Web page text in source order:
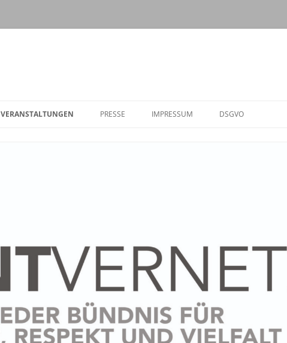
VERANSTALTUNGEN
ARGUMENTATIONSTRAINING
03.09. – MOBBINGPRÄVENTION
UND SELBSTBEHAUPTUNG
03.09. – FILM „KEIN LAND FÜR
NIEMAND – …“
PRESSE IMPRESSUM DSGVO